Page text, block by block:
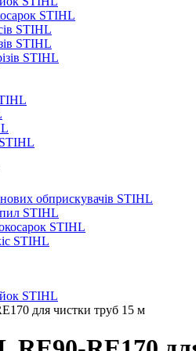
STIHL
STIHL
STIHL
STIHL
обприскувачів STIHL
STIHL
STIHL
STIHL
STIHL
для чистки труб 15 м